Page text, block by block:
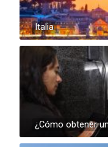
Italia
¿Cómo obtener